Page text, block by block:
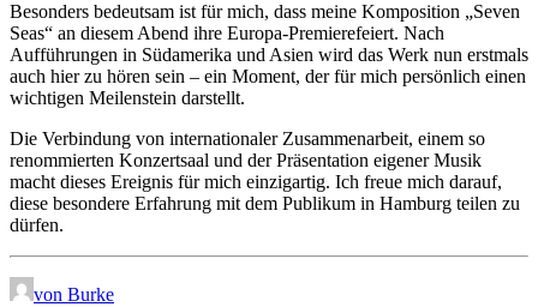
Besonders bedeutsam ist für mich, dass meine Komposition „Seven
Seas“ an diesem Abend ihre Europa-Premierefeiert. Nach
Aufführungen in Südamerika und Asien wird das Werk nun erstmals
auch hier zu hören sein – ein Moment, der für mich persönlich einen
wichtigen Meilenstein darstellt.
Die Verbindung von internationaler Zusammenarbeit, einem so
renommierten Konzertsaal und der Präsentation eigener Musik
macht dieses Ereignis für mich einzigartig. Ich freue mich darauf,
diese besondere Erfahrung mit dem Publikum in Hamburg teilen zu
dürfen.
von Burke